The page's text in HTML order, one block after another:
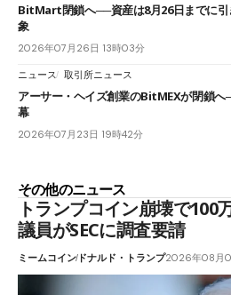
BitMart閉鎖へ──資産は8月26日までに引
象
2026年07月26日 13時03分
ニュース 取引所ニュース
アーサー・ヘイズ創業のBitMEXが閉鎖へ
幕
2026年07月23日 19時42分
その他のニュース
トランプコイン崩壊で
議員がSECに調査要請
ミームコインドナルド・トランプ2026年08月